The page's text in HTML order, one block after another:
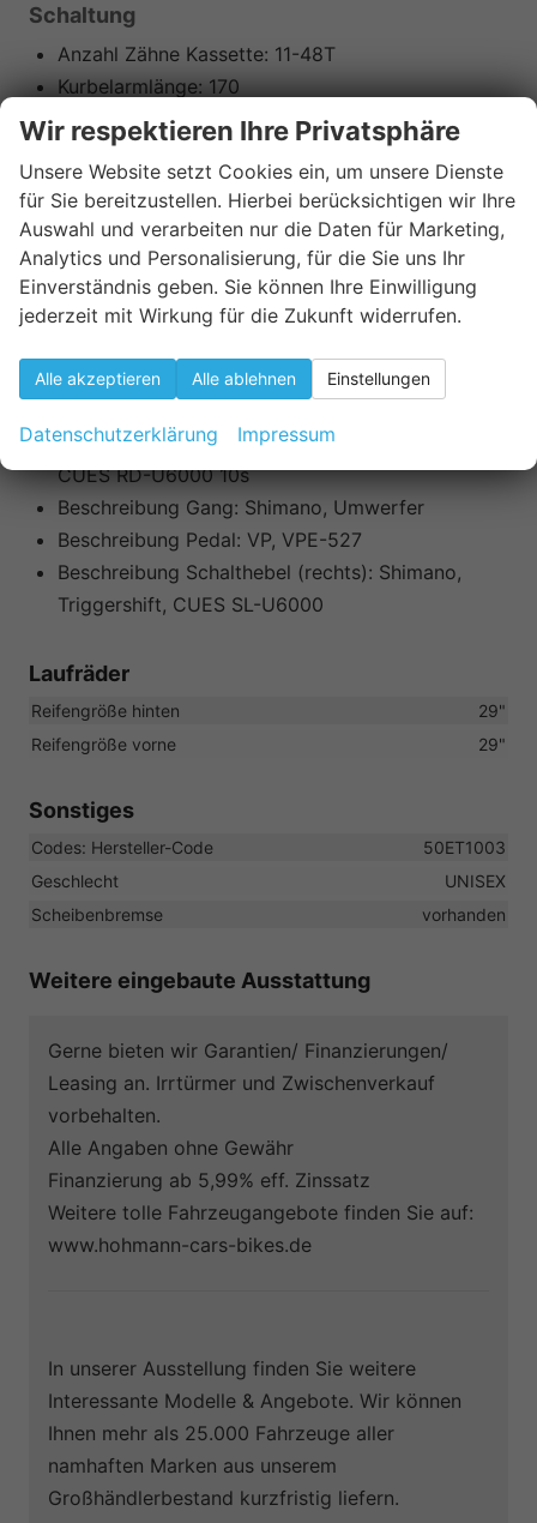
Schaltung
Anzahl Zähne Kassette: 11-48T
Kurbelarmlänge: 170
Kurbelgarnitur Zähne:
Kurbelgarnitur Typ:
Anzahl Gänge:10
Pedal inklusive:Ja
Beschreibung Zahnkranz:
Shimano, CUES CS-
LG300-10, HG
Beschreibung Kette:Shimano, CN-LG500
ISIS XLC Logo
Beschreibung Schaltwerk (hinten):
CUES RD-U6000 10s
Beschreibung Gang: Shimano, Umwerfer
Beschreibung Pedal: VP, VPE-527
Beschreibung Schalthebel (rechts): Shimano,
Triggershift, CUES SL-U6000
Laufräder
Reifengröße hinten
29"
Reifengröße vorne
29"
Sonstiges
Codes: Hersteller-Code
50ET1003
Geschlecht
UNISEX
Scheibenbremse
vorhanden
Weitere eingebaute Ausstattung
Gerne bieten wir Garantien/ Finanzierungen/
Leasing an. Irrtürmer und Zwischenverkauf
vorbehalten.
Alle Angaben ohne Gewähr
Finanzierung ab 5,99% eff. Zinssatz
Weitere tolle Fahrzeugangebote finden Sie auf:
www.hohmann-cars-bikes.de
In unserer Ausstellung finden Sie weitere
Interessante Modelle & Angebote. Wir können
Ihnen mehr als 25.000 Fahrzeuge aller
namhaften Marken aus unserem
Großhändlerbestand kurzfristig liefern.
Wir respektieren Ihre Privatsphäre
Unsere Website setzt Cookies ein, um unsere Dienste
für Sie bereitzustellen. Hierbei berücksichtigen wir Ihre
Auswahl und verarbeiten nur die Daten für Marketing,
Analytics und Personalisierung, für die Sie uns Ihr
Einverständnis geben. Sie können Ihre Einwilligung
jederzeit mit Wirkung für die Zukunft widerrufen.
Alle akzeptieren Alle ablehnen Einstellungen
Datenschutzerklärung Impressum